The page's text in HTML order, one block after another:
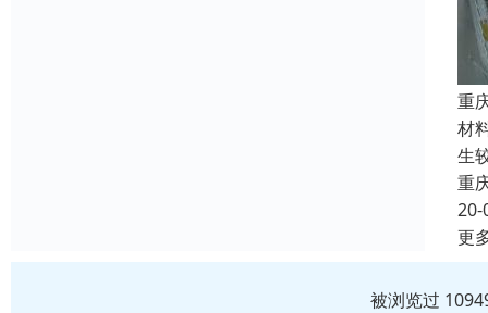
重
材
生
重
20-
更
被浏览过